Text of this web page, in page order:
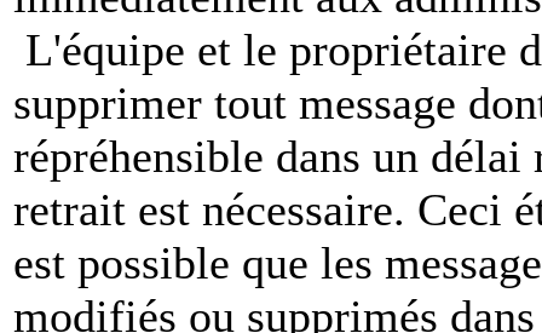
L'équipe et le propriétaire
supprimer tout message
répréhensible dans un
retrait est nécessaire. Ceci
est possible que les
modifiés ou supprimés